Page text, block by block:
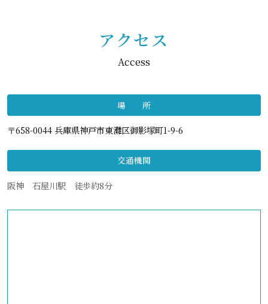
アクセス
Access
場 所
〒658-0044 兵庫県神戸市東灘区御影塚町1-9-6
交通機関
阪神 石屋川駅 徒歩約8分